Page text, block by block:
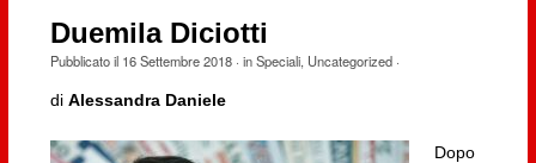
Duemila Diciotti
Pubblicato il 16 Settembre 2018· inSpeciali, Uncategorized·
di Alessandra Daniele
Dopo